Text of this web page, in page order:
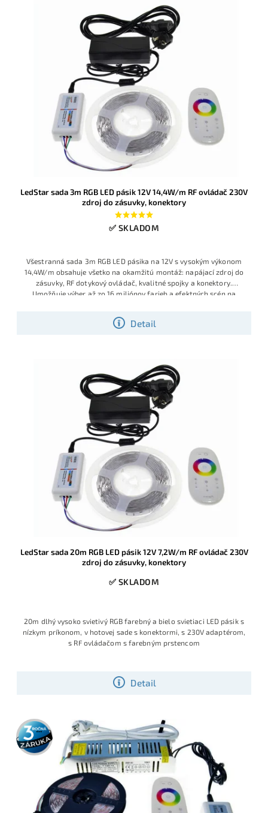
LedStar sada 3m RGB LED pásik 12V 14,4W/m RF ovládač 230V
zdroj do zásuvky, konektory
✅ SKLADOM
Detail
Všestranná sada 3m RGB LED pásika na 12V s vysokým výkonom
14,4W/m obsahuje všetko na okamžitú montáž: napájací zdroj do
zásuvky, RF dotykový ovládač, kvalitné spojky a konektory.
Umožňuje výber až zo 16 miliónov farieb a efektných scén na
alebo dekoračné efekty v domácnosti.
LedStar sada 20m RGB LED pásik 12V 7,2W/m RF ovládač 230V
zdroj do zásuvky, konektory
✅ SKLADOM
Detail
20m dlhý vysoko svietivý RGB farebný a bielo svietiaci LED pásik s
nízkym príkonom, v hotovej sade s konektormi, s 230V adaptérom,
s RF ovládačom s farebným prstencom
3 roky
záruka